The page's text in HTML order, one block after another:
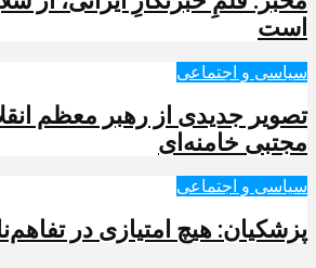
است
سیاسی و اجتماعی
تصویر جدیدی از رهبر معظم
مجتبی خامنه‌ای
سیاسی و اجتماعی
پزشکیان: هیچ امتیازی در